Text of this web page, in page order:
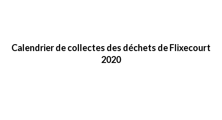
Calendrier de collectes des déchets de Flixecourt
2020